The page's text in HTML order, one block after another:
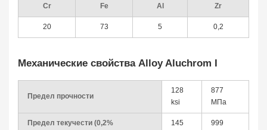
Cr Fe Al Zr
20 73 5 0,2
Механические свойства Alloy Aluchrom I
Предел прочности
128
ksi
877
МПа
Предел текучести (0,2%
145
999